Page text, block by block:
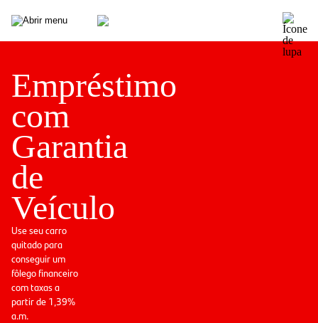
Empréstimo
com
Garantia
de
Veículo
Use seu carro
quitado para
conseguir um
fôlego financeiro
com taxas a
partir de 1,39%
a.m.